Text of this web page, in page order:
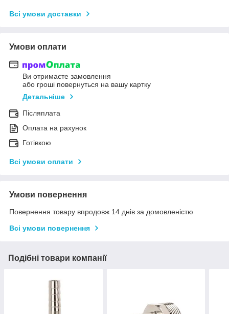
Всі умови доставки
Умови оплати
Ви отримаєте замовлення
або гроші повернуться на вашу картку
Детальніше
Післяплата
Оплата на рахунок
Готівкою
Всі умови оплати
Умови повернення
Повернення товару впродовж 14 днів за домовленістю
Всі умови повернення
Подібні товари компанії